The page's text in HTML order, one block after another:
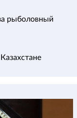
рыболовный